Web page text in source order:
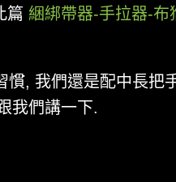
篇 綑綁帶器-手拉器-布
慣, 我們還是配中長把
我們講一下.